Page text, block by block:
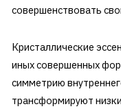
совершенствовать
Кристаллические
иных совершенных
симметрию
трансформируют